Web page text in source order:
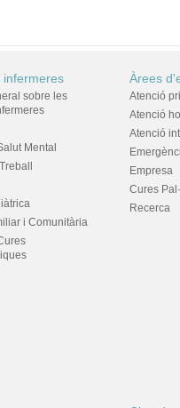
infermeres
sobre les
Mental
i Comunitària
Àrees
Atenció
Atenció
Atenció
Empresa
Cures
Recerca